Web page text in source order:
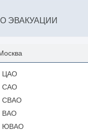
ЭВАКУАЦИИ
ЦАО
САО
СВАО
ВАО
ЮВАО